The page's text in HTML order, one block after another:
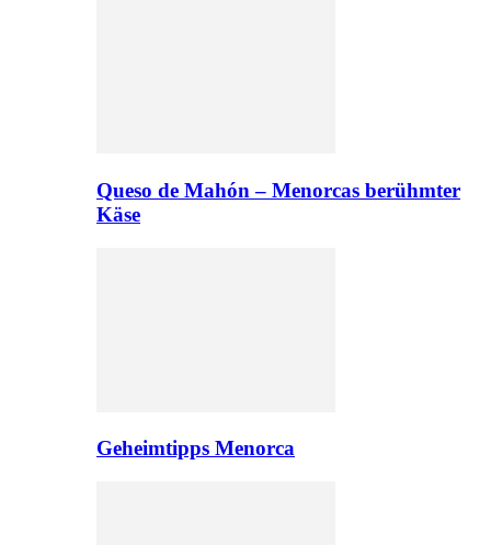
Queso de Mahón – Menorcas berühmter
Käse
Geheimtipps Menorca